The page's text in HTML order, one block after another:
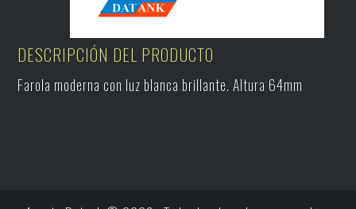
DESCRIPCIÓN DEL PRODUCTO
Farola moderna con luz blanca brillante. Altura 64mm